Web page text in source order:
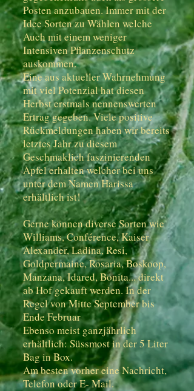
Posten anzubauen. Immer mit der
Idee Sorten zu Wählen welche
Auch mit einem weniger
Intensiven Pflanzenschutz
auskommen.
Eine aus aktueller Wahrnehmung
mit viel Potenzial hat diesen
Herbst erstmals nennenswerten
Ertrag gegeben. Viele positive
Rückmeldungen haben wir bereits
letztes Jahr zu diesem
Geschmaklich faszinierenden
Apfel erhalten welcher bei uns
unter dem Namen Harissa
erhältlich ist!
Gerne können diverse Sorten wie
Williams, Conférence, Kaiser
Alexander, Ladina, Resi,
Goldpermaine, Rosaria, Boskoop,
Manzana, Idared, Bonita... direkt
ab Hof gekauft werden. In der
Regel von Mitte September bis
Ende Februar
Ebenso meist ganzjährlich
erhältlich: Süssmost in der 5 Liter
Bag in Box.
Am besten vorher eine Nachricht,
Telefon oder E- Mail.